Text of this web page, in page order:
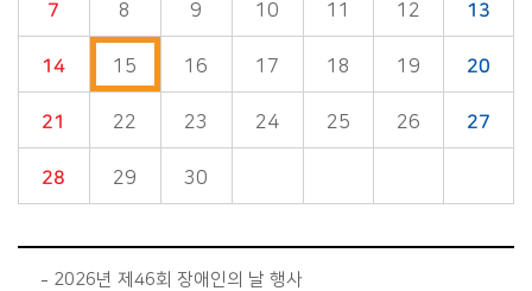
7 8 9 10 11 12 13
14 15 16 17 18 19 20
21 22 23 24 25 26 27
28 29 30
2026년 제46회 장애인의 날 행사